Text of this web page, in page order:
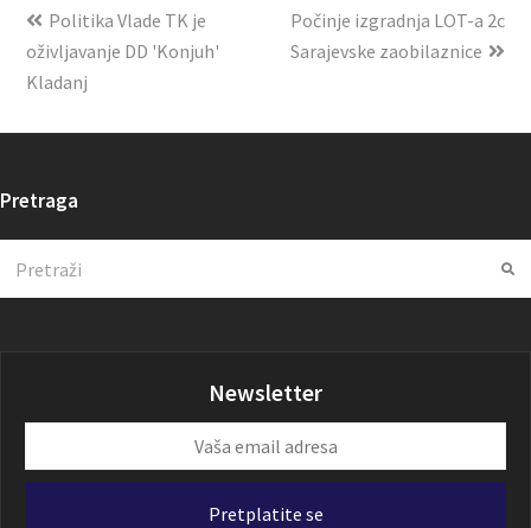
Politika Vlade TK je
oživljavanje DD 'Konjuh'
Kladanj
Počinje izgradnja LOT-a 2c
Sarajevske zaobilaznice
Pretraga
Newsletter
email
Pretplatite se